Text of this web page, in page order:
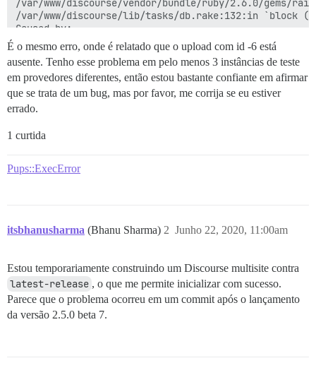
/var/www/discourse/vendor/bundle/ruby/2.6.0/gems/
/var/www/discourse/lib/tasks/db.rake:132:in `block
Caused by:
ActiveRecord::RecordNotFound: Couldn't find Upload
/var/www/discourse/vendor/bundle/ruby/2.6.0/
/var/www/discourse/lib/site_icon_manager.rb:73:in
/var/www/discourse/lib/site_icon_manager.rb:25:in
/var/www/discourse/lib/site_icon_manager.rb:24:in
/var/www/discourse/lib/site_icon_manager.rb:24:in
/var/www/discourse/lib/tasks/db.rake:134:in `block
/var/www/discourse/vendor/bundle/ruby/2.6.0/gems/
/var/www/discourse/lib/tasks/db.rake:132:in `block
== 20200611104600 CreateMissingBadgeIndexes: migrating
-- execute("CREATE INDEX IF NOT EXISTS
   -> 0.0024s
== 20200611104600 CreateMissingBadgeIndexes:
== 20200617144300 AddPublicFieldToPublishedPages:
É o mesmo erro, onde é relatado que o upload com id -6 está
ausente. Tenho esse problema em pelo menos 3 instâncias de teste
em provedores diferentes, então estou bastante confiante em afirmar
que se trata de um bug, mas por favor, me corrija se eu estiver
errado.
1 curtida
Pups::ExecError
itsbhanusharma (Bhanu Sharma) Junho 22, 2020, 11:00am
2
Estou temporariamente construindo um Discourse multisite contra
latest-release , o que me permite inicializar com sucesso.
Parece que o problema ocorreu em um commit após o lançamento
da versão 2.5.0 beta 7.